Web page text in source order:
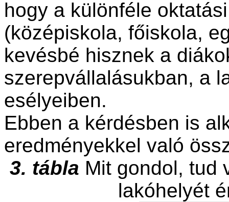
hogy a különféle
(középiskola, főiskola,
kevésbé hisznek a
szerepvállalásukban, a
esélyeiben.
Ebben a kérdésben is
eredményekkel való
3. tábla Mit gondol, tud
lakóhelyét